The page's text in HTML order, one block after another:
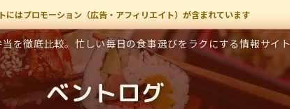
にはプロモーション（広告・アフィリエイト）が含まれています
を徹底比較。忙しい毎日の食事選びをラクにする情報サイト
ベントログ